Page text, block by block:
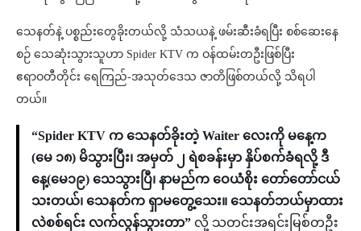
သေနတ်နဲ့ ပစ္စည်းတွေခိုးတယ်လို့ သံသယနဲ့ ဖမ်းဆီးခံရပြီး စစ်ဆေးနေ
စဉ် သေဆုံးသွားသူဟာ Spider KTV က ဝန်ထမ်းတဦးဖြစ်ပြီး
ဧရာဝတီတိုင်း ရေကြည်-အသုတ်ဒေသ ဇာတိဖြစ်တယ်လို့ သိရပါ
တယ်။
“Spider KTV က သေနတ်ခိုးတဲ့ Waiter လေးကို မနေ့က
(မေ ၁၈) မိသွားပြီး၊ အမှတ် ၂ ရဲစခန်းမှာ နှိပ်စက်ခံရလို့ ဒီ
နေ့(မေ၁၉) သေသွားပြီ၊ နာမည်က ဝေယံစိုး တော်တော်ငယ်
သးတယ်၊ သေနတ်က ရှာမတွေ့သေး။ သေနတ်ဘယ်မှာထား
လဲစစ်ရင်း လက်လွန်သွားတာ” လို့ သတင်းအရင်းမြစ်တဦး